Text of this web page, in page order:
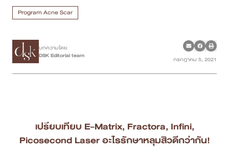
Program Body Confidence
แพทย์ของเรา
เคสรีวิว
บทความ
Program Acne Scar
บทความโดย
DSK Editorial team
กรกฎาคม 5, 2021
เปรียบเทียบ E-Matrix, Fractora, Infini,
Picosecond Laser อะไรรักษาหลุมสิวดีกว่ากัน!